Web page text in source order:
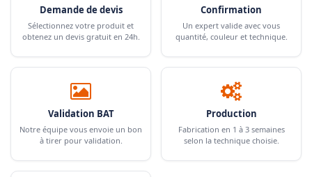
Demande de devis
Sélectionnez votre produit et
obtenez un devis gratuit en 24h.
Confirmation
Un expert valide avec vous
quantité, couleur et technique.
Validation BAT
Notre équipe vous envoie un bon
à tirer pour validation.
Production
Fabrication en 1 à 3 semaines
selon la technique choisie.